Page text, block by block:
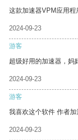
这款加速器VPM应用程
2024-09-23
游客
超级好用的加速器，妈
2024-09-23
游客
我喜欢这个软件 作者加
2024-09-23